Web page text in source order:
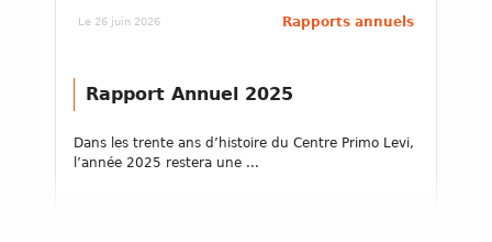
Le 26 juin 2026 Rapports annuels
Rapport Annuel 2025
Dans les trente ans d’histoire du Centre Primo Levi,
l’année 2025 restera une ...